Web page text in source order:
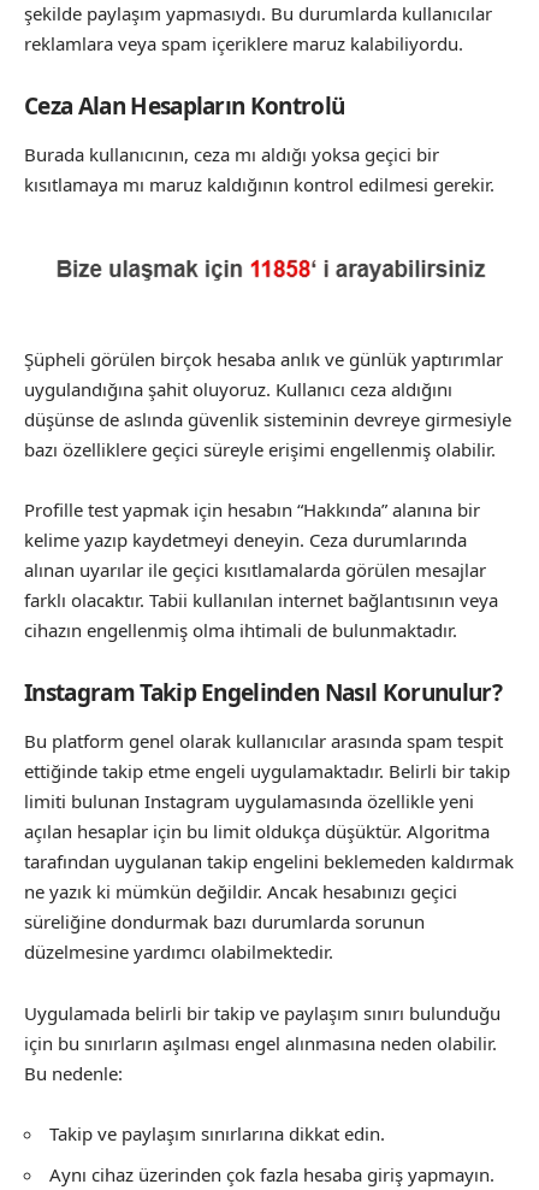
şekilde paylaşım yapmasıydı. Bu durumlarda kullanıcılar
reklamlara veya spam içeriklere maruz kalabiliyordu.
Ceza Alan Hesapların Kontrolü
Burada kullanıcının, ceza mı aldığı yoksa geçici bir
kısıtlamaya mı maruz kaldığının kontrol edilmesi gerekir.
Şüpheli görülen birçok hesaba anlık ve günlük yaptırımlar
uygulandığına şahit oluyoruz. Kullanıcı ceza aldığını
düşünse de aslında güvenlik sisteminin devreye girmesiyle
bazı özelliklere geçici süreyle erişimi engellenmiş olabilir.
Profille test yapmak için hesabın “Hakkında” alanına bir
kelime yazıp kaydetmeyi deneyin. Ceza durumlarında
alınan uyarılar ile geçici kısıtlamalarda görülen mesajlar
farklı olacaktır. Tabii kullanılan internet bağlantısının veya
cihazın engellenmiş olma ihtimali de bulunmaktadır.
Instagram Takip Engelinden Nasıl Korunulur?
Bu platform genel olarak kullanıcılar arasında spam tespit
ettiğinde takip etme engeli uygulamaktadır. Belirli bir takip
limiti bulunan Instagram uygulamasında özellikle yeni
açılan hesaplar için bu limit oldukça düşüktür. Algoritma
tarafından uygulanan takip engelini beklemeden kaldırmak
ne yazık ki mümkün değildir. Ancak hesabınızı geçici
süreliğine dondurmak bazı durumlarda sorunun
düzelmesine yardımcı olabilmektedir.
Uygulamada belirli bir takip ve paylaşım sınırı bulunduğu
için bu sınırların aşılması engel alınmasına neden olabilir.
Bu nedenle:
Takip ve paylaşım sınırlarına dikkat edin.
Aynı cihaz üzerinden çok fazla hesaba giriş yapmayın.